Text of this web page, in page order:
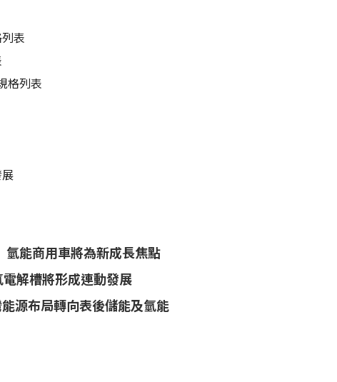
表
格列表
能商用車將為新成長焦點
解槽將形成連動發展
源布局轉向表後儲能及氫能